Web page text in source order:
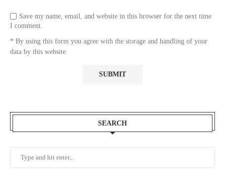
Save my name, email, and website in this browser for the next time
I comment.
* By using this form you agree with the storage and handling of your
data by this website.
SEARCH